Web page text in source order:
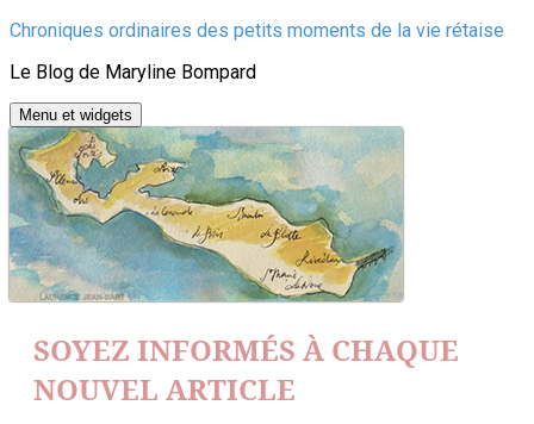
Aller
contenu
Chroniques ordinaires des petits moments de la vie rétaise
Le Blog de Maryline Bompard
Menu et widgets
SOYEZ INFORMÉS À CHAQUE
NOUVEL ARTICLE